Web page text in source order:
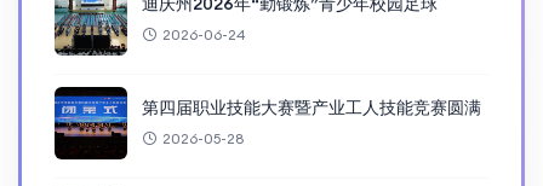
2026-06-24
第四届职业技能大赛暨产业工人技能竞赛圆满
2026-05-28